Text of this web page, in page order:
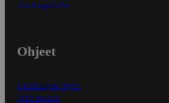
Asiakaspalvelu
Ohjeet
Ensitilaajan ohjeet
Näin maksat